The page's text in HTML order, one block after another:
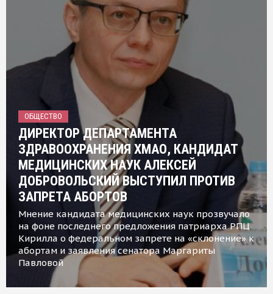
ОБЩЕСТВО
ДИРЕКТОР ДЕПАРТАМЕНТА
ЗДРАВООХРАНЕНИЯ ХМАО, КАНДИДАТ
МЕДИЦИНСКИХ НАУК АЛЕКСЕЙ
ДОБРОВОЛЬСКИЙ ВЫСТУПИЛ ПРОТИВ
ЗАПРЕТА АБОРТОВ
Мнение кандидата медицинских наук прозвучало
на фоне последнего предложения патриарха РПЦ
Кирилла о федеральном запрете на «склонение» к
абортам и заявления сенатора Маргариты
Павловой